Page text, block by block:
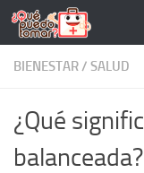
Saltar al contenido
BIENESTAR/ SALUD
¿Qué
balanceada?